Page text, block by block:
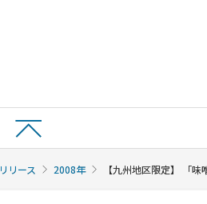
リース 2008年 【九州地区限定】 「